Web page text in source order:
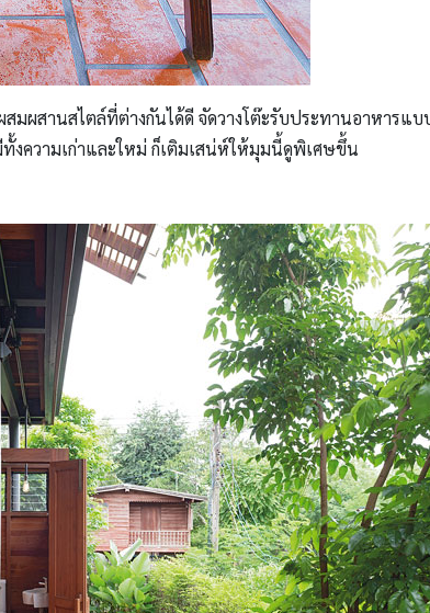
มผสานสไตล์ที่ต่างกันได้ดี จัดวางโต๊ะรับประทานอาหารแ
งความเก่าและใหม่ ก็เติมเสน่ห์ให้มุมนี้ดูพิเศษขึ้น